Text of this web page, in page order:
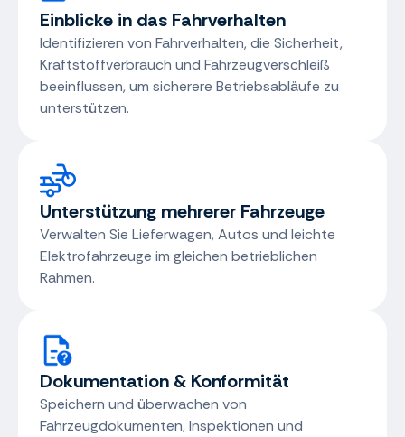
Einblicke in das Fahrverhalten
Identifizieren von Fahrverhalten, die Sicherheit,
Kraftstoffverbrauch und Fahrzeugverschleiß
beeinflussen, um sicherere Betriebsabläufe zu
unterstützen.
Unterstützung mehrerer Fahrzeuge
Verwalten Sie Lieferwagen, Autos und leichte
Elektrofahrzeuge im gleichen betrieblichen
Rahmen.
Dokumentation & Konformität
Speichern und überwachen von
Fahrzeugdokumenten, Inspektionen und